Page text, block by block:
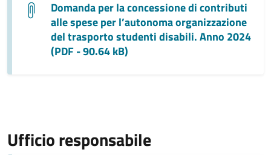
Domanda per la concessione di contributi
alle spese per l’autonoma organizzazione
del trasporto studenti disabili. Anno 2024
(PDF - 90.64 kB)
Ufficio responsabile